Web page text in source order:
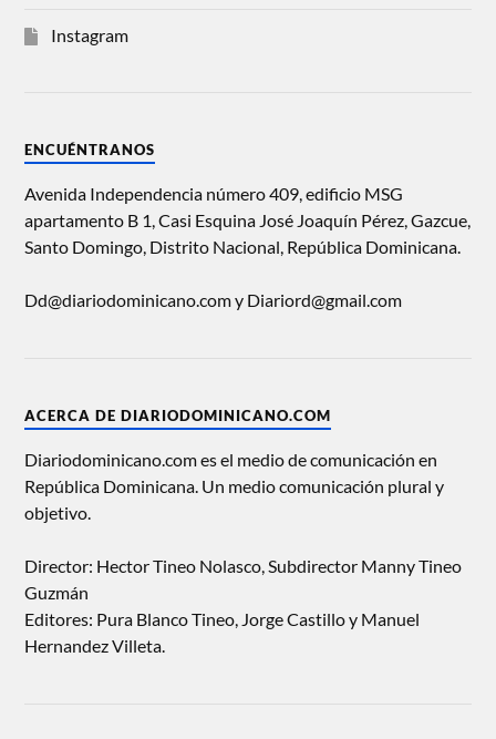
Instagram
ENCUÉNTRANOS
Avenida Independencia número 409, edificio MSG
apartamento B 1, Casi Esquina José Joaquín Pérez, Gazcue,
Santo Domingo, Distrito Nacional, República Dominicana.
Dd@diariodominicano.com y Diariord@gmail.com
ACERCA DE DIARIODOMINICANO.COM
Diariodominicano.com es el medio de comunicación en
República Dominicana. Un medio comunicación plural y
objetivo.
Director: Hector Tineo Nolasco, Subdirector Manny Tineo
Guzmán
Editores: Pura Blanco Tineo, Jorge Castillo y Manuel
Hernandez Villeta.